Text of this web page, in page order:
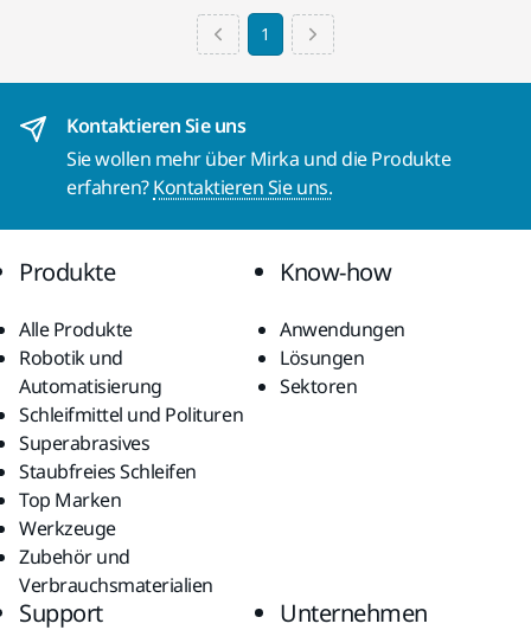
1
Kontaktieren Sie uns
Sie wollen mehr über Mirka und die Produkte
erfahren?Kontaktieren Sie uns.
Produkte
Alle Produkte
Robotik und
Automatisierung
Schleifmittel und Polituren
Superabrasives
Staubfreies Schleifen
Top Marken
Werkzeuge
Zubehör und
Verbrauchsmaterialien
Know-how
Anwendungen
Lösungen
Sektoren
Support Unternehmen